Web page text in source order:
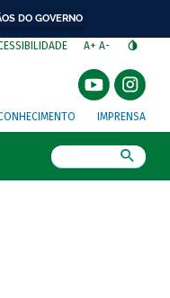
DO GOVERNO
A+ A-
IMPRENSA